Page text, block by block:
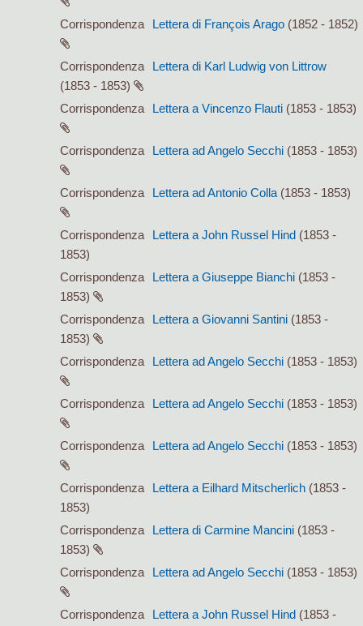
Corrispondenza Lettera di François Arago (1852 - 1852)
Corrispondenza
Lettera di Karl Ludwig von Littrow
(1853 - 1853)
Corrispondenza
Lettera a Vincenzo Flauti (1853 - 1853)
Corrispondenza Lettera ad Angelo Secchi (1853 - 1853)
Corrispondenza Lettera ad Antonio Colla (1853 - 1853)
Corrispondenza Lettera a John Russel Hind (1853 -
1853)
Corrispondenza
Lettera a Giuseppe Bianchi (1853 -
1853)
Corrispondenza
Lettera a Giovanni Santini (1853 -
1853)
Corrispondenza
Lettera ad Angelo Secchi (1853 - 1853)
Corrispondenza Lettera ad Angelo Secchi (1853 - 1853)
Corrispondenza Lettera ad Angelo Secchi (1853 - 1853)
Corrispondenza Lettera a Eilhard Mitscherlich (1853 -
1853)
Corrispondenza
Lettera di Carmine Mancini (1853 -
1853)
Corrispondenza
Lettera ad Angelo Secchi (1853 - 1853)
Corrispondenza Lettera a John Russel Hind (1853 -